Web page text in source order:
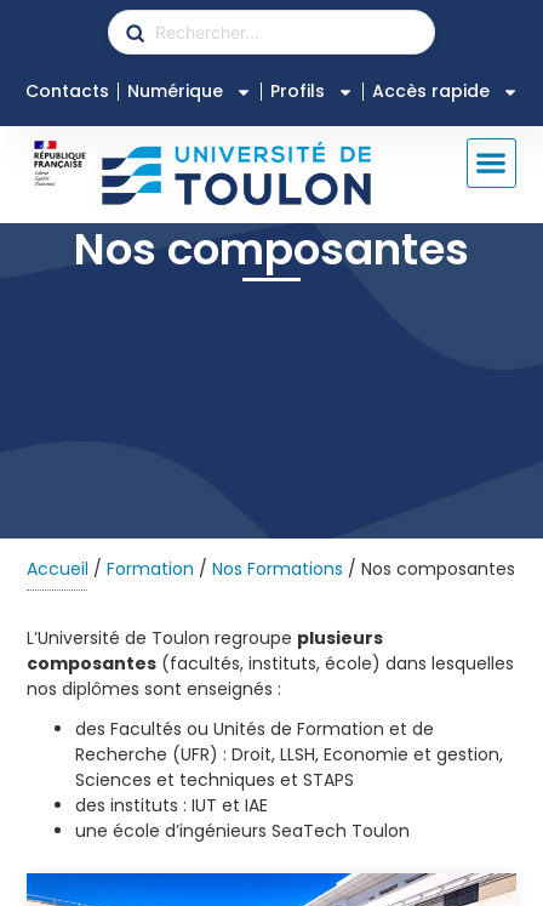
Contacts Numérique Profils Accès rapide
Nos composantes
Accueil /Formation /Nos Formations /Nos composantes
L’Université de Toulon regroupe plusieurs
composantes (facultés, instituts, école) dans lesquelles
nos diplômes sont enseignés :
des Facultés ou Unités de Formation et de
Recherche (UFR) : Droit, LLSH, Economie et gestion,
Sciences et techniques et STAPS
des instituts : IUT et IAE
une école d’ingénieurs SeaTech Toulon